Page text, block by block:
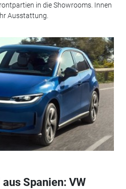
in die Showrooms. Innen
Ausstattung.
Spanien: VW